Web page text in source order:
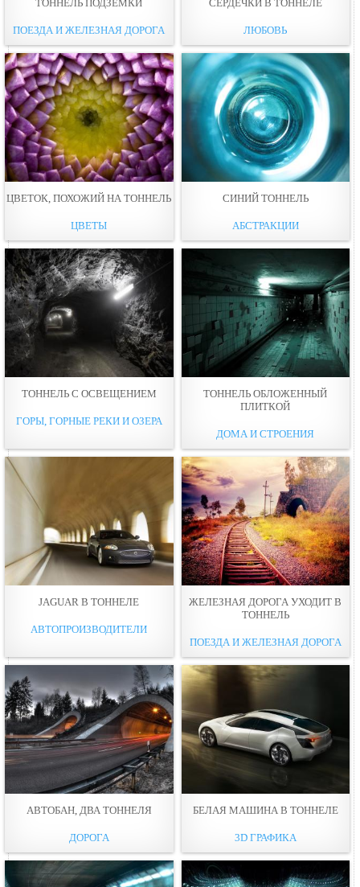
ТОННЕЛЬ ПОДЗЕМКИ
ПОЕЗДА И ЖЕЛЕЗНАЯ ДОРОГА
СЕРДЕЧКИ В ТОННЕЛЕ
ЛЮБОВЬ
ЦВЕТОК, ПОХОЖИЙ НА ТОННЕЛЬ
ЦВЕТЫ
СИНИЙ ТОННЕЛЬ
АБСТРАКЦИИ
ТОННЕЛЬ С ОСВЕЩЕНИЕМ
ГОРЫ, ГОРНЫЕ РЕКИ И ОЗЕРА
ТОННЕЛЬ ОБЛОЖЕННЫЙ
ПЛИТКОЙ
ДОМА И СТРОЕНИЯ
JAGUAR В ТОННЕЛЕ
АВТОПРОИЗВОДИТЕЛИ
ЖЕЛЕЗНАЯ ДОРОГА УХОДИТ В
ТОННЕЛЬ
ПОЕЗДА И ЖЕЛЕЗНАЯ ДОРОГА
АВТОБАН, ДВА ТОННЕЛЯ
ДОРОГА
БЕЛАЯ МАШИНА В ТОННЕЛЕ
3D ГРАФИКА